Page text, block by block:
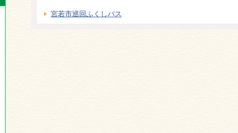
宮若市巡回ふくしバス